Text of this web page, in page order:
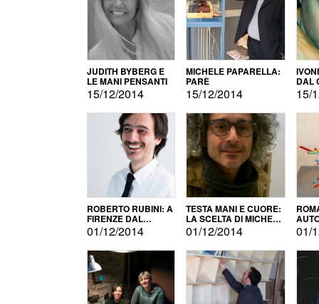
JUDITH BYBERG E
LE MANI PENSANTI
15/12/2014
MICHELE PAPARELLA:
PARÈ
15/12/2014
DAL
15/
ROBERTO RUBINI: A
FIRENZE DAL
PRODOTTO ALLA
PROMOZIONE
01/12/2014
TESTA MANI E CUORE:
LA SCELTA DI MICHELE
BARBERIO
01/12/2014 01/